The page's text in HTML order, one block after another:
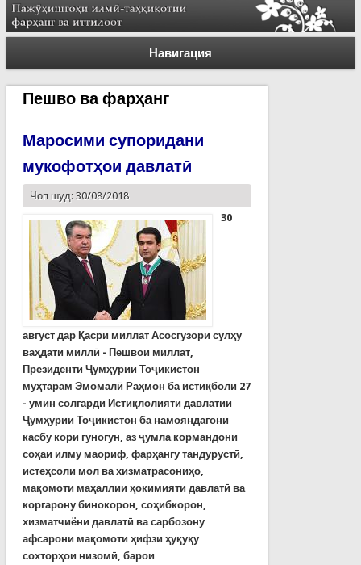
Навигация
Пешво ва фарҳанг
Маросими супоридани
мукофотҳои давлатӣ
Чоп шуд: 30/08/2018
30
август дар Қасри миллат Асосгузори сулҳу
ваҳдати миллӣ - Пешвои миллат,
Президенти Ҷумҳурии Тоҷикистон
муҳтарам Эмомалӣ Раҳмон ба истиқболи 27
- умин солгарди Истиқлолияти давлатии
Ҷумҳурии Тоҷикистон ба намояндагони
касбу кори гуногун, аз ҷумла кормандони
соҳаи илму маориф, фарҳангу тандурустӣ,
истеҳсоли мол ва хизматрасониҳо,
мақомоти маҳаллии ҳокимияти давлатӣ ва
коргарону бинокорон, соҳибкорон,
хизматчиёни давлатӣ ва сарбозону
афсарони мақомоти ҳифзи ҳуқуқу
сохторҳои низомӣ, барои